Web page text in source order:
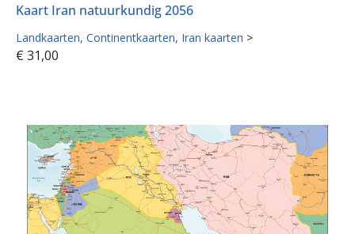
Kaart Iran natuurkundig 2056
Landkaarten Continentkaarten Iran kaarten >
€ 31,00